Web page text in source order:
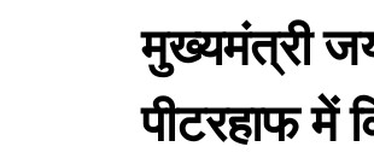
मुख्‍यमंत्री
पीटरहाफ में